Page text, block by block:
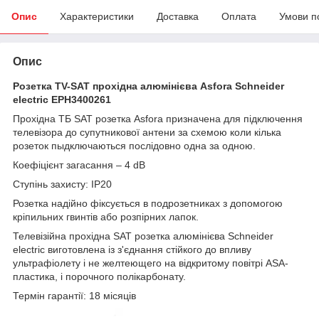
Опис Характеристики Доставка Оплата Умови
Опис
Розетка TV-SAT прохідна алюмінієва Asfora Schneider
еlectric EPH3400261
Прохідна ТБ SAT розетка Asfora призначена для підключення
телевізора до супутникової антени за схемою коли кілька
розеток пыдключаються послідовно одна за одною.
Коефіцієнт загасання – 4 dB
Ступінь захисту: IP20
Розетка надійно фіксується в подрозетниках з допомогою
кріпильних гвинтів або розпірних лапок.
Телевізійна прохідна SAT розетка алюмінієва Schneider
electric виготовлена із з'єднання стійкого до впливу
ультрафіолету і не желтеющего на відкритому повітрі ASA-
пластика, і порочного полікарбонату.
Термін гарантії: 18 місяців